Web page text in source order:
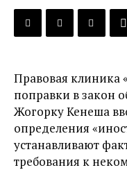
Правовая клиника
поправки в закон
Жогорку Кенеша
определения
устанавливают
требования к